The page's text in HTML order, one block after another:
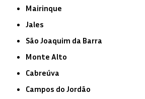
Mairinque
Jales
São Joaquim da Barra
Monte Alto
Cabreúva
Campos do Jordão